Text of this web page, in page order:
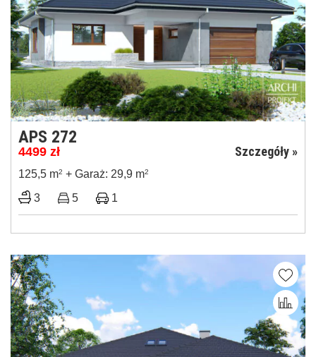
APS 272
4499 zł Szczegóły »
125,5 m2 + Garaż: 29,9 m2
3 5 1